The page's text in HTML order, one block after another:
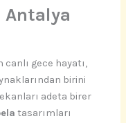
Antalya
gece hayatı,
birini
adeta birer
tasarımları